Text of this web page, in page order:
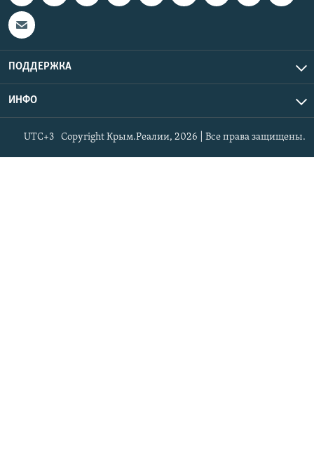
ПОДДЕРЖКА
ИНФО
Copyright Крым.Реалии, 2026 | Все права защищены.
UTC+3